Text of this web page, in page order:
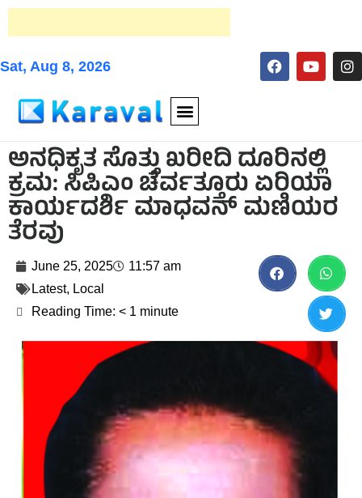
Sat, Aug 8, 2026
ಅನಧಿಕೃತ ಸೊತ್ತು ಖರೀದಿ ದೂರಿನಲ್ಲಿ
ಕ್ರಮ: ಸಿಪಿಎಂ ಚೆರ್ವತ್ತೂರು ಏರಿಯಾ
ಕಾರ್ಯದರ್ಶಿ ಮಾಧವನ್ ಮಣಿಯರ
ತೆರವು
June 25, 2025
11:57 am
Latest, Local
Reading Time: < 1 minute